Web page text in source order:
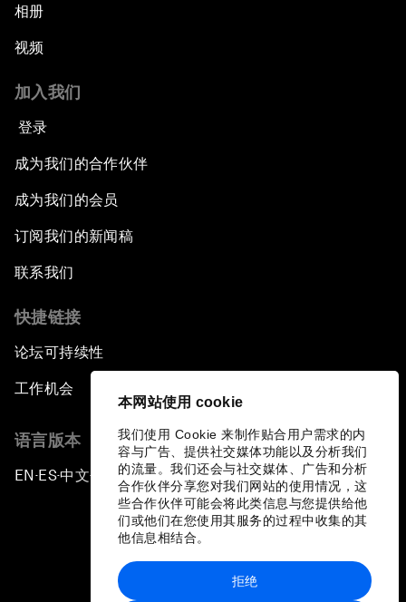
本网站使用 cookie
我们使用 Cookie 来制作贴合用户需求的内
容与广告、提供社交媒体功能以及分析我们
的流量。我们还会与社交媒体、广告和分析
合作伙伴分享您对我们网站的使用情况，这
些合作伙伴可能会将此类信息与您提供给他
们或他们在您使用其服务的过程中收集的其
他信息相结合。
拒绝
相册
视频
加入我们
登录
成为我们的合作伙伴
成为我们的会员
订阅我们的新闻稿
联系我们
快捷链接
论坛可持续性
工作机会
语言版本
EN ▪ES▪中文▪ 日本語